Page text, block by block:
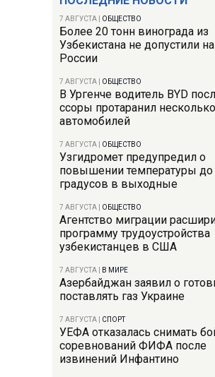
7 АВГУСТА ОБЩЕСТВО
Более 20 тонн винограда из
Узбекистана не допустили
России
7 АВГУСТА ОБЩЕСТВО
В Ургенче водитель BYD
ссоры протаранил несколько
автомобилей
7 АВГУСТА ОБЩЕСТВО
Узгидромет предупредил о
повышении температуры до
градусов в выходные
7 АВГУСТА ОБЩЕСТВО
Агентство миграции
программу трудоустройства
узбекистанцев в США
7 АВГУСТА В МИРЕ
Азербайджан заявил о
поставлять газ Украине
7 АВГУСТА СПОРТ
УЕФА отказалась снимать
соревнований ФИФА после
извинений Инфантино